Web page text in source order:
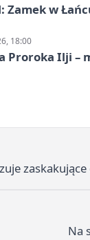
w
18:00
Proroka Ilji –
Na